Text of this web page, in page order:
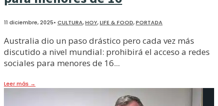
11 diciembre, 2025• CULTURA,HOY,LIFE & FOOD,PORTADA
Australia dio un paso drástico pero cada vez más
discutido a nivel mundial: prohibirá el acceso a redes
sociales para menores de 16...
Leer más →